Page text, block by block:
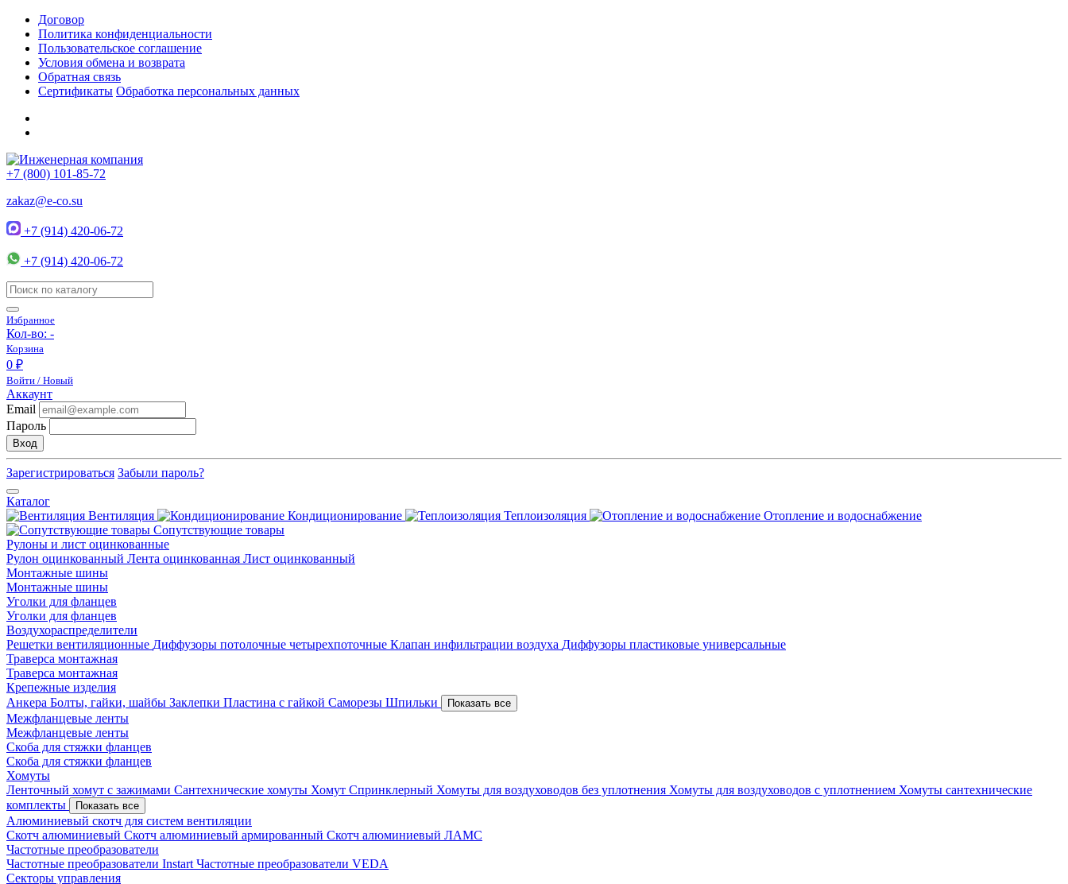
Договор
Политика конфиденциальности
Пользовательское соглашение
Условия обмена и возврата
Обратная связь
Сертификаты Обработка персональных данных
+7 (800) 101-85-72
zakaz@e-co.su
+7 (914) 420-06-72
+7 (914) 420-06-72
Избранное
Кол-во: -
Корзина
0 ₽
Войти / Новый
Аккаунт
Email
Пароль
Вход
Зарегистрироваться Забыли пароль?
Каталог
Вентиляция
Кондиционирование Теплоизоляция
Отопление и водоснабжение
Сопутствующие товары
Рулоны и лист оцинкованные
Рулон оцинкованный Лента оцинкованная Лист оцинкованный
Монтажные шины
Монтажные шины
Уголки для фланцев
Уголки для фланцев
Воздухораспределители
Решетки вентиляционные Диффузоры потолочные четырехпоточные Клапан инфильтрации воздуха Диффузоры пластиковые универсальные
Траверса монтажная
Траверса монтажная
Крепежные изделия
Анкера Болты, гайки, шайбы Заклепки Пластина с гайкой Саморезы Шпильки Показать все
Межфланцевые ленты
Межфланцевые ленты
Скоба для стяжки фланцев
Скоба для стяжки фланцев
Хомуты
Ленточный хомут с зажимами Сантехнические хомуты Хомут Спринклерный Хомуты для воздуховодов без уплотнения Хомуты для воздуховодов с уплотнением Хомуты сантехнические
комплекты
Показать все
Алюминиевый скотч для систем вентиляции
Скотч алюминиевый Скотч алюминиевый армированный Скотч алюминиевый ЛАМС
Частотные преобразователи
Частотные преобразователи Instart Частотные преобразователи VEDA
Секторы управления